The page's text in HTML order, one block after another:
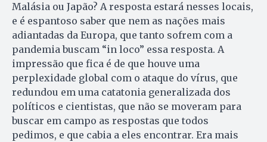
Malásia ou Japão? A resposta estará nesses locais,
e é espantoso saber que nem as nações mais
adiantadas da Europa, que tanto sofrem com a
pandemia buscam “in loco” essa resposta. A
impressão que fica é de que houve uma
perplexidade global com o ataque do vírus, que
redundou em uma catatonia generalizada dos
políticos e cientistas, que não se moveram para
buscar em campo as respostas que todos
pedimos, e que cabia a eles encontrar. Era mais